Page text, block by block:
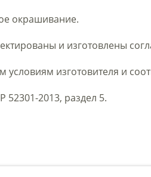
окрашивание.
и изготовлены
изготовителя и
52301-2013, раздел 5.